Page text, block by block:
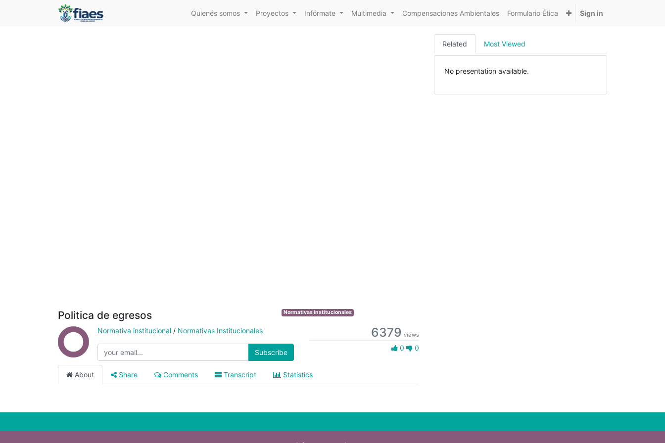
Quienés somos Proyectos Infórmate Multimedia Compensaciones Ambientales Formulario Ética Sign in
Politica de egresos Normativas institucionales
Normativa institucional / Normativas Institucionales
Subscribe
6379 views
0 0
About Share Comments Transcript Statistics
Related Most Viewed
No presentation available.